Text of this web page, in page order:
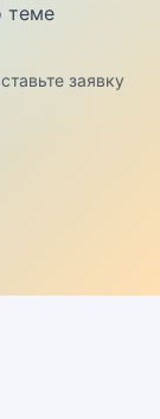
теме
заявку